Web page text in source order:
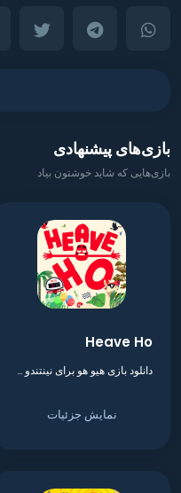
بازی‌های پیشنهادی
بازی‌هایی که شاید خوشتون بیاد
Heave Ho
دانلود بازی هیو هو برای نینتندو سوییچ
نمایش جزئیات